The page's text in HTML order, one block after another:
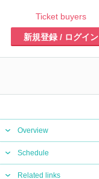
Ticket buyers
新規登録 / ログイン
Overview
Schedule
Related links